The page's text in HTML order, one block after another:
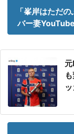
「峯岸はただ
バー妻